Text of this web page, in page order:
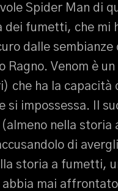
Spider Man di
fumetti, che mi
dalle
Venom è
ha la capacità
si impossessa. Il
nella
di
storia a fumetti,
abbia mai